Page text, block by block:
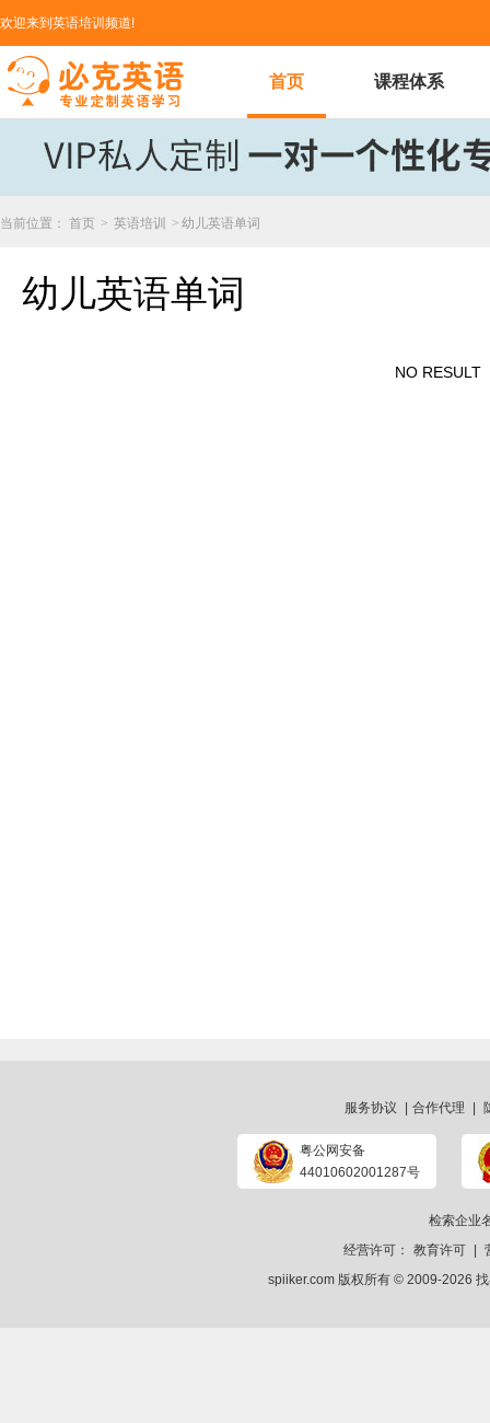
欢迎来到英语培训频道!
首页 课程体系
当前位置： 首页 > 英语培训 > 幼儿英语单词
幼儿英语单词
NO RESULT
服务协议 合作代理
粤公网安备
44010602001287号
检索企业
经营许可：
教育许可
spiiker.com 版权所有 © 2009-2026